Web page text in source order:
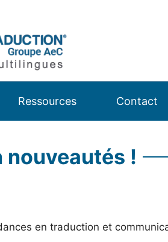
Ressources Contact
nouveautés !
en traduction et